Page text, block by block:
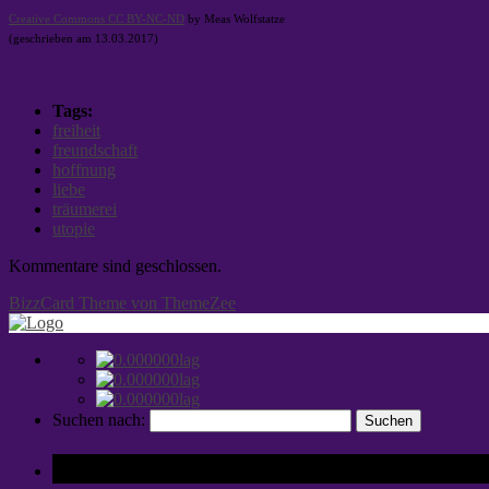
Creative Commons CC BY-NC-ND by Meas Wolfstatze
(geschrieben am 13.03.2017)
Tags:
freiheit
freundschaft
hoffnung
liebe
träumerei
utopie
Kommentare sind geschlossen.
BizzCard Theme von ThemeZee
Suchen nach: